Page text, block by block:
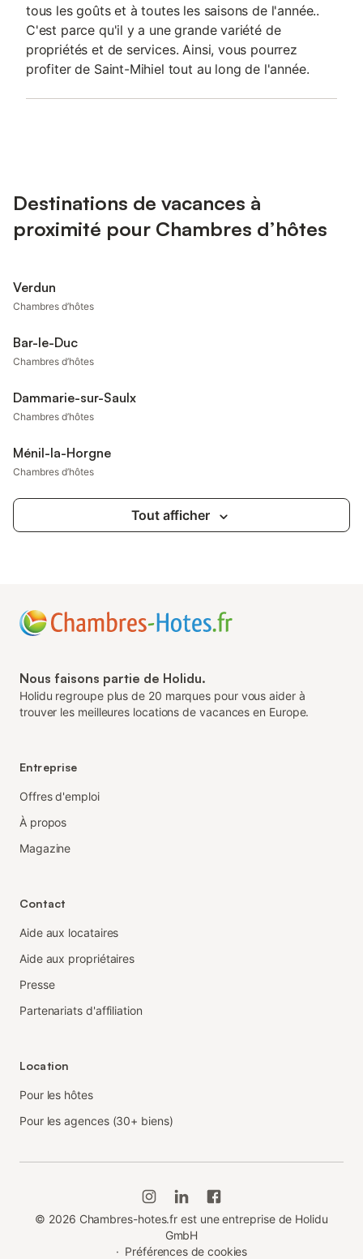
tous les goûts et à toutes les saisons de l'année..
C'est parce qu'il y a une grande variété de
propriétés et de services. Ainsi, vous pourrez
profiter de Saint-Mihiel tout au long de l'année.
Destinations de vacances à
proximité pour Chambres d’hôtes
Verdun
Chambres d’hôtes
Bar-le-Duc
Chambres d’hôtes
Dammarie-sur-Saulx
Chambres d’hôtes
Ménil-la-Horgne
Chambres d’hôtes
Tout afficher
Nous faisons partie de Holidu.
Holidu regroupe plus de 20 marques pour vous aider à
trouver les meilleures locations de vacances en Europe.
Entreprise
Offres d'emploi
À propos
Magazine
Contact
Aide aux locataires
Aide aux propriétaires
Presse
Partenariats d'affiliation
Location
Pour les hôtes
Pour les agences (30+ biens)
© 2026 Chambres-hotes.fr est une entreprise de Holidu
GmbH
· Préférences de cookies